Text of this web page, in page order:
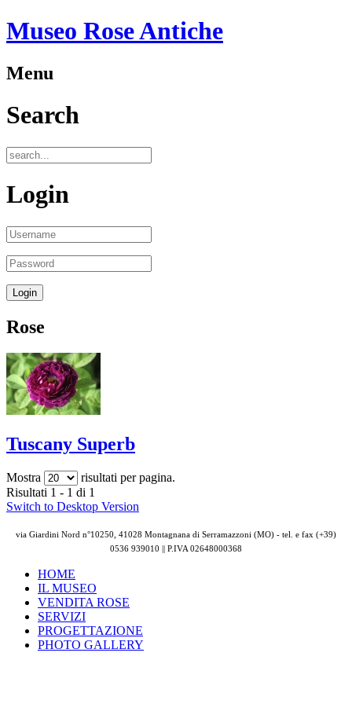
Museo Rose Antiche
Menu
Search
Login
Rose
Tuscany Superb
Mostra
risultati per pagina.
Risultati 1 - 1 di 1
Switch to Desktop Version
via Giardini Nord n°10250, 41028 Montagnana di Serramazzoni (MO) - tel. e fax (+39)
0536 939010 || P.IVA02648000368
HOME
IL MUSEO
VENDITA ROSE
SERVIZI
PROGETTAZIONE
PHOTO GALLERY